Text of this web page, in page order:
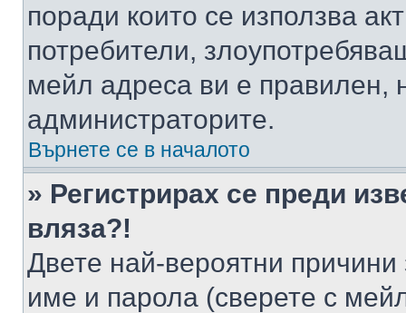
поради които се използва
потребители,
мейл адреса ви е правилен,
администраторите.
Върнете се в началото
» Регистрирах се преди
вляза?!
Двете най-вероятни
име и парола (сверете с